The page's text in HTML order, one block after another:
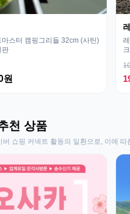
스터 캠핑그리들 32cm (사틴)
판
원
천 상품
버 쇼핑 커넥트 활동의 일환으로, 이에